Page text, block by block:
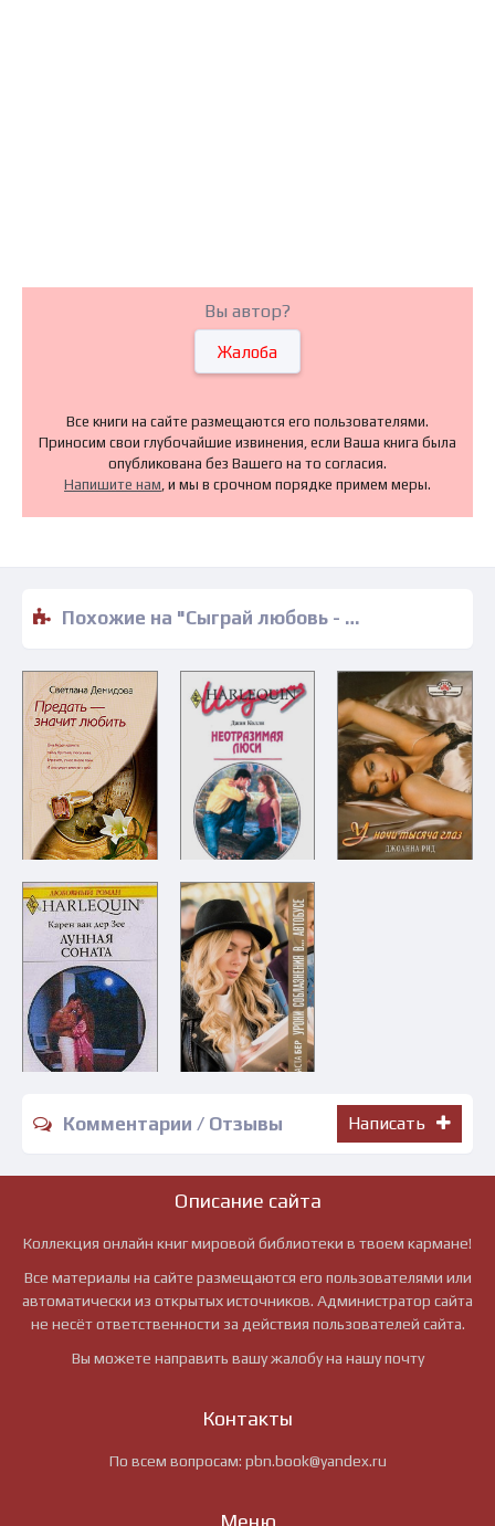
Вы автор?
Жалоба
Все книги на сайте размещаются его пользователями.
Приносим свои глубочайшие извинения, если Ваша книга была
опубликована без Вашего на то согласия.
Напишите нам , и мы в срочном порядке примем меры.
Похожие на "Сыграй любовь - Вера Ирвинг" книги читать бесплатно полные версии
Комментарии / Отзывы Написать
Описание сайта
Коллекция онлайн книг мировой библиотеки в твоем кармане!
Все материалы на сайте размещаются его пользователями или
автоматически из открытых источников. Администратор сайта
не несёт ответственности за действия пользователей сайта.
Вы можете направить вашу жалобу на нашу почту
Контакты
По всем вопросам: pbn.book@yandex.ru
Меню